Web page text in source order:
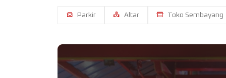
Parkir Altar Toko Sembayang